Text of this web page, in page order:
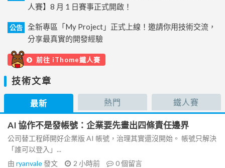
人賽】8 月 1 日賽事正式開啟！
公告
全新專區「My Project」正式上線！邀請你用技術交流，
分享最真實的開發經驗
前往 iThome鐵人賽
技術文章
最新 熱門 鐵人賽
AI 協作不是發帳號：企業要先畫出四條責任邊界
公司替工程師開好企業版 AI 帳號，治理其實還沒開始。 帳號只解決
「誰可以登入」...
由 ryanvale發文 2 小時前 0個留言